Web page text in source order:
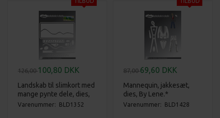
126,00100,80 DKK
Landskab til slimkort med
mange pynte dele, dies,
By Lene.*
Varenummer: BLD1352
87,0069,60 DKK
Mannequin, jakkesæt,
dies, By Lene.*
Varenummer: BLD1428